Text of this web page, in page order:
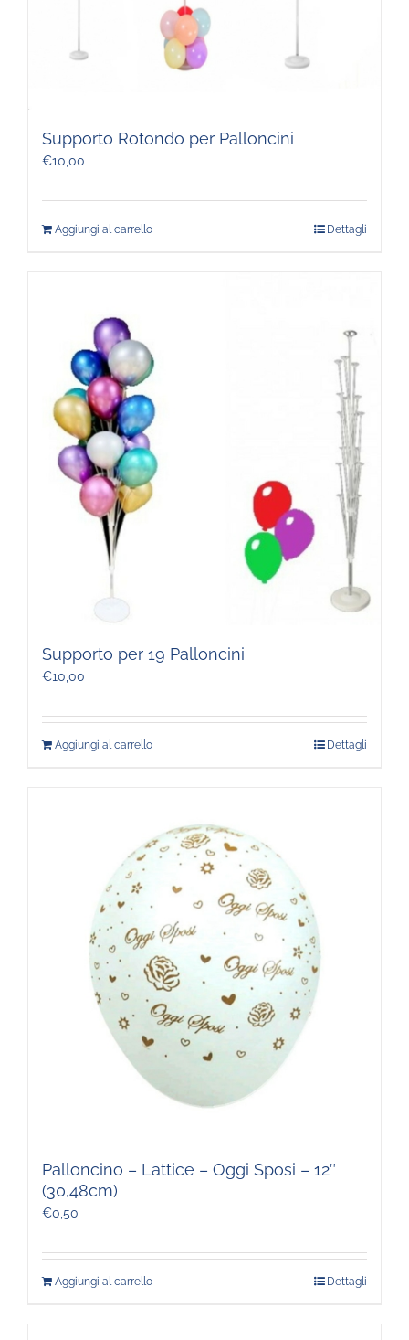
Supporto Rotondo per Palloncini
€10,00
Aggiungi al carrello Dettagli
Supporto per 19 Palloncini
€10,00
Aggiungi al carrello Dettagli
Palloncino – Lattice – Oggi Sposi – 12″
(30,48cm)
€0,50
Aggiungi al carrello Dettagli